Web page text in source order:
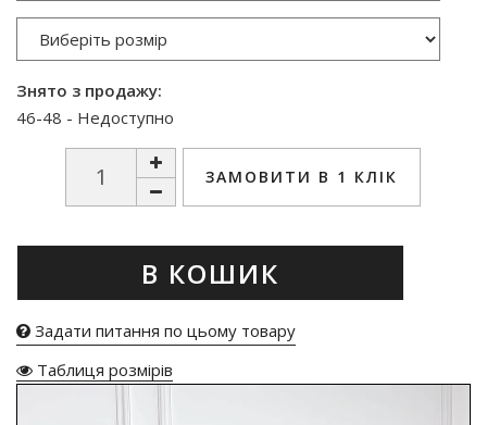
Знято з продажу:
46-48 - Недоступно
ЗАМОВИТИ В 1 КЛІК
В КОШИК
Задати питання по цьому товару
Таблиця розмірів